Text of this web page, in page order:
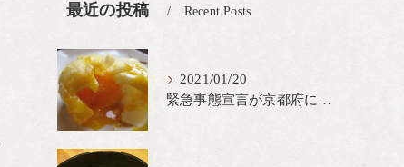
最近の投稿 Recent Posts
2021/01/20
緊急事態宣言が京都府にも発出され当店も要請に従って20時完全閉店という形で営業なるべく短期間での要請解除へ一致団結です